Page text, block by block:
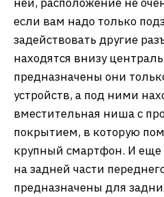
если вам надо только
задействовать другие
находятся внизу
предназначены они
устройств, а под ними
вместительная ниша с
покрытием, в которую
крупный смартфон. И еще
на задней части
предназначены для